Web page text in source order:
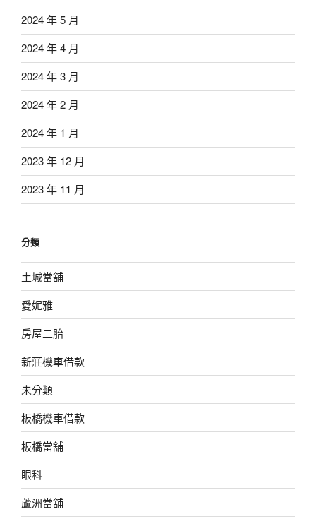
2024 年 5 月
2024 年 4 月
2024 年 3 月
2024 年 2 月
2024 年 1 月
2023 年 12 月
2023 年 11 月
分類
土城當舖
愛妮雅
房屋二胎
新莊機車借款
未分類
板橋機車借款
板橋當舖
眼科
蘆洲當舖